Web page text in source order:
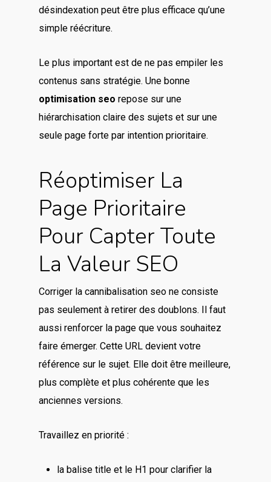
désindexation peut être plus efficace qu’une
simple réécriture.
Le plus important est de ne pas empiler les
contenus sans stratégie. Une bonne
optimisation seo repose sur une
hiérarchisation claire des sujets et sur une
seule page forte par intention prioritaire.
Réoptimiser La
Page Prioritaire
Pour Capter Toute
La Valeur SEO
Corriger la cannibalisation seo ne consiste
pas seulement à retirer des doublons. Il faut
aussi renforcer la page que vous souhaitez
faire émerger. Cette URL devient votre
référence sur le sujet. Elle doit être meilleure,
plus complète et plus cohérente que les
anciennes versions.
Travaillez en priorité :
la balise title et le H1 pour clarifier la